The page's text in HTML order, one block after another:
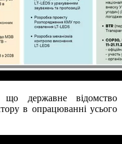
що державне відомство
в опрацюванні усього